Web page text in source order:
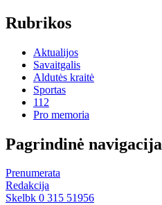
Rubrikos
Aktualijos
Savaitgalis
Aldutės kraitė
Sportas
112
Pro memoria
Pagrindinė navigacija
Prenumerata
Redakcija
Skelbk 0 315 51956